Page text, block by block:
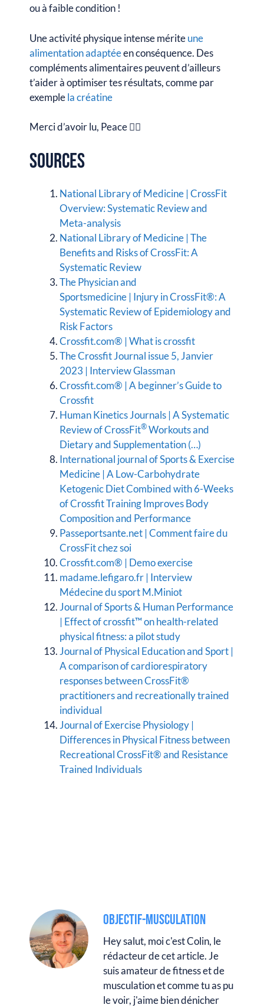
ou à faible condition !
Une activité physique intense mériteune
alimentation adaptéeen conséquence. Des
compléments alimentaires peuvent d’ailleurs
t’aider à optimiser tes résultats, comme par
exemplela créatine
Merci d’avoir lu, Peace ✌🏼
Sources
National Library of Medicine | CrossFit
Overview: Systematic Review and
Meta-analysis
National Library of Medicine | The
Benefits and Risks of CrossFit: A
Systematic Review
The Physician and
Sportsmedicine | Injury in CrossFit®: A
Systematic Review of Epidemiology and
Risk Factors
Crossfit.com® | What is crossfit
The Crossfit Journal issue 5, Janvier
2023 | Interview Glassman
Crossfit.com® | A beginner’s Guide to
Crossfit
Human Kinetics Journals | A Systematic
Review of CrossFit®Workouts and
Dietary and Supplementation (…)
International journal of Sports & Exercise
Medicine | A Low-Carbohydrate
Ketogenic Diet Combined with 6-Weeks
of Crossfit Training Improves Body
Composition and Performance
Passeportsante.net | Comment faire du
CrossFit chez soi
Crossfit.com® | Demo exercise
madame.lefigaro.fr | Interview
Médecine du sport M.Miniot
Journal of Sports & Human Performance
| Effect of crossfit™ on health-related
physical fitness: a pilot study
Journal of Physical Education and Sport |
A comparison of cardiorespiratory
responses between CrossFit®
practitioners and recreationally trained
individual
Journal of Exercise Physiology |
Differences in Physical Fitness between
Recreational CrossFit® and Resistance
Trained Individuals
OBJECTIF-MUSCULATION
Hey salut, moi c'est Colin, le
rédacteur de cet article. Je
suis amateur de fitness et de
musculation et comme tu as pu
le voir, j'aime bien dénicher